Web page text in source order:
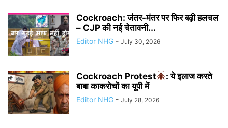
Cockroach: जंतर-मंतर पर फिर बढ़ी हलचल
– CJP की नई चेतावनी...
Editor NHG - July 30, 2026
Cockroach Protest
: ये इलाज करते
बाबा काकरोचों का यूपी में
Editor NHG - July 28, 2026